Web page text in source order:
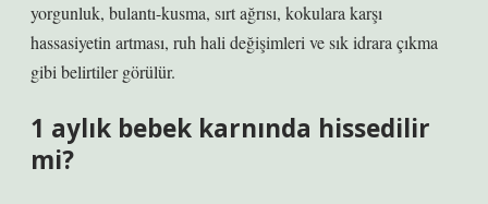
yorgunluk, bulantı-kusma, sırt ağrısı, kokulara karşı
hassasiyetin artması, ruh hali değişimleri ve sık idrara çıkma
gibi belirtiler görülür.
1 aylık bebek karnında hissedilir
mi?